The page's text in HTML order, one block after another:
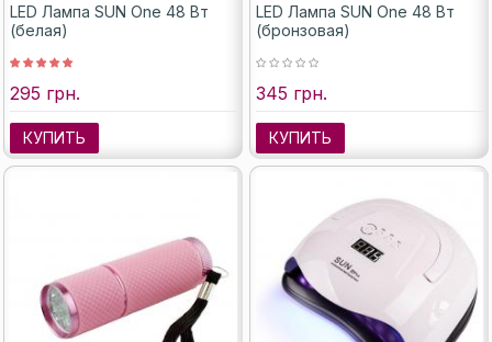
LED Лампа SUN One 48 Вт
(белая)
295 грн.
КУПИТЬ
LED Лампа SUN One 48 Вт
(бронзовая)
345 грн.
КУПИТЬ